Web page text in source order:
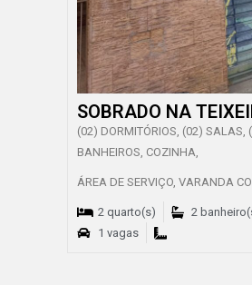
SOBRADO NA
(02) DORMITÓRIOS, (02) SALAS,
BANHEIROS, COZINHA,
ÁREA DE SERVIÇO, VARANDA
2 quarto(s)
2
1 vagas